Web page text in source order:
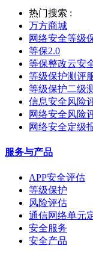
热门搜索 :
万方商城
网络安全等级
等保2.0
等保整改云安
等级保护测评
等级保护二级
信息安全风险
网络安全风险
网络安全定级
服务与产品
APP安全评估
等级保护
风险评估
通信网络单元
安全服务
安全产品